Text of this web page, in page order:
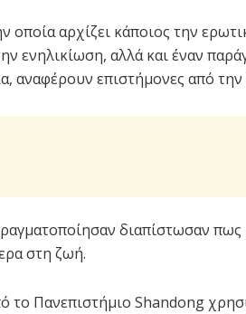
οποία αρχίζει κάποιος την
ενηλικίωση, αλλά και έναν
αναφέρουν επιστήμονες από την
διαπίστωσαν πως
στη ζωή.
το Πανεπιστήμιο Shandong